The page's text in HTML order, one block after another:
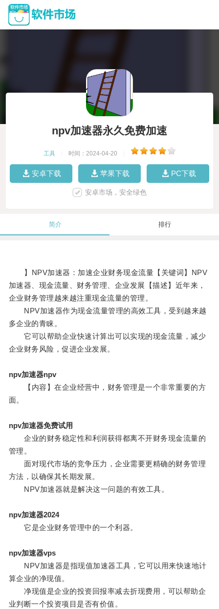
npv加速器永久免费加速
工具 时间：2024-04-20
安卓下载 苹果下载 PC下载
安卓市场，安全绿色
简介 排行
】NPV加速器：加速企业财务现金流量【关键词】NPV
加速器、现金流量、财务管理、企业发展【描述】近年来，
企业财务管理越来越注重现金流量的管理。
NPV加速器作为现金流量管理的高效工具，受到越来越
多企业的青睐。
它可以帮助企业快速计算出可以实现的现金流量，减少
企业财务风险，促进企业发展。
npv加速器npv
【内容】在企业经营中，财务管理是一个非常重要的方
面。
npv加速器免费试用
企业的财务稳定性和利润获得都离不开财务现金流量的
管理。
面对现代市场的竞争压力，企业需要更精确的财务管理
方法，以确保其长期发展。
NPV加速器就是解决这一问题的有效工具。
npv加速器2024
它是企业财务管理中的一个利器。
npv加速器vps
NPV加速器是指现值加速器工具，它可以用来快速地计
算企业的净现值。
净现值是企业的投资回报率减去折现费用，可以帮助企
业判断一个投资项目是否有价值。